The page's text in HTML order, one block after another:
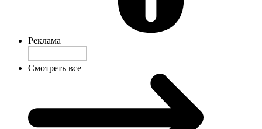
Реклама
Смотреть все